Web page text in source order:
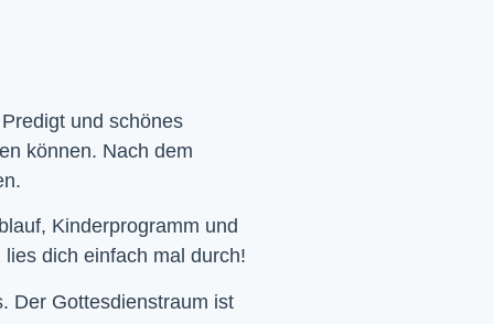
und schönes
können. Nach dem
Kinderprogramm und
dich einfach mal durch!
Der Gottesdienstraum ist